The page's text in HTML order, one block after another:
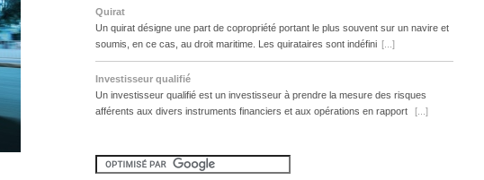
Quirat
Un quirat désigne une part de copropriété portant le plus souvent sur un navire et
soumis, en ce cas, au droit maritime. Les quirataires sont indéfini [...]
Investisseur qualifié
Un investisseur qualifié est un investisseur à prendre la mesure des risques
afférents aux divers instruments financiers et aux opérations en rapport
[...]